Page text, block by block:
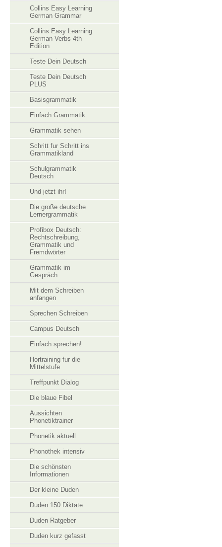
Collins Easy Learning
German Grammar
Collins Easy Learning
German Verbs 4th
Edition
Teste Dein Deutsch
Teste Dein Deutsch
PLUS
Basisgrammatik
Einfach Grammatik
Grammatik sehen
Schritt fur Schritt ins
Grammatikland
Schulgrammatik
Deutsch
Und jetzt ihr!
Die große deutsche
Lernergrammatik
Profibox Deutsch:
Rechtschreibung,
Grammatik und
Fremdwörter
Grammatik im
Gespräch
Mit dem Schreiben
anfangen
Sprechen Schreiben
Campus Deutsch
Einfach sprechen!
Hortraining fur die
Mittelstufe
Treffpunkt Dialog
Die blaue Fibel
Aussichten
Phonetiktrainer
Phonetik aktuell
Phonothek intensiv
Die schönsten
Informationen
Der kleine Duden
Duden 150 Diktate
Duden Ratgeber
Duden kurz gefasst